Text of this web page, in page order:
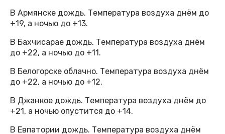
В Армянске дождь. Температура воздуха днём до
+19, а ночью до +13.
В Бахчисарае дождь. Температура воздуха днём
до +22, а ночью до +11.
В Белогорске облачно. Температура воздуха днём
до +22, а ночью до +12.
В Джанкое дождь. Температура воздуха днём до
+21, а ночью опустится до +14.
В Евпатории дождь. Температура воздуха днём